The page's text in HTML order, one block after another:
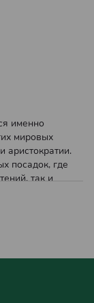
именно
мировых
аристократии.
посадок, где
так и
до 2 метров.